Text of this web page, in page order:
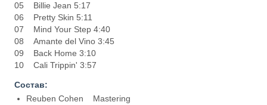
05 Billie Jean 5:17
06 Pretty Skin 5:11
07 Mind Your Step 4:40
08 Amante del Vino 3:45
09 Back Home 3:10
10 Cali Trippin' 3:57
Состав:
Reuben Cohen Mastering